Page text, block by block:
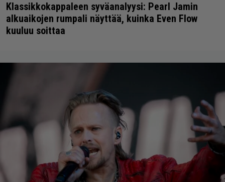
Klassikkokappaleen syväanalyysi: Pearl Jamin
alkuaikojen rumpali näyttää, kuinka Even Flow
kuuluu soittaa